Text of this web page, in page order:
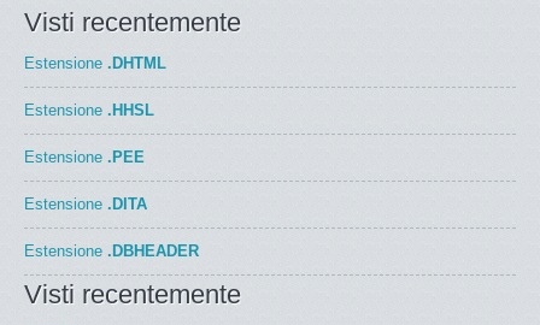
Visti recentemente
Estensione .DHTML
Estensione .HHSL
Estensione .PEE
Estensione .DITA
Estensione .DBHEADER
Visti recentemente